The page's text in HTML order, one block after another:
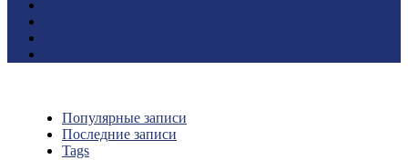
Популярные записи
Последние записи
Tags